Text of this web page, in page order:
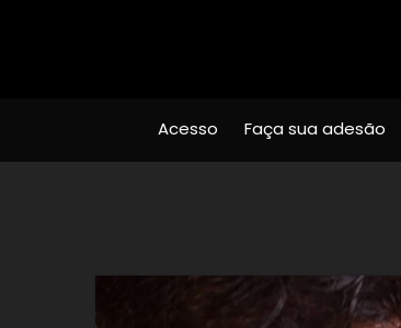
Acesso Faça sua adesão